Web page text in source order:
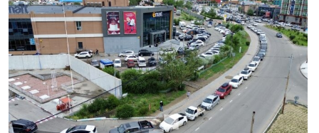
Нийтлэлчийн Булан
Эрүүл Мэнд
Орон Нутаг
Спорт